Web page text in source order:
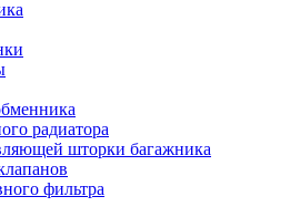
радиатора
шторки багажника
фильтра